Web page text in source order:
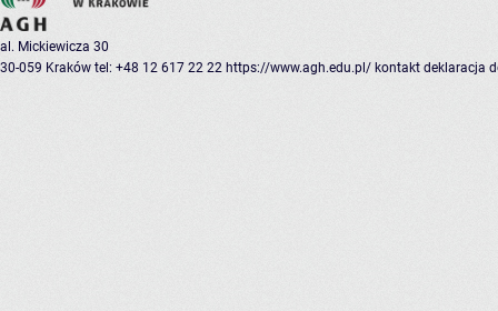
al. Mickiewicza 30
30-059 Kraków tel: +48 12 617 22 22 https://www.agh.edu.pl/ kontakt deklaracja